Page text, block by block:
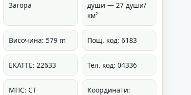
Загора
души — 27 души/
км²
Височина: 579 m Пощ. код: 6183
ЕКАТТЕ: 22633 Тел. код: 04336
МПС: СТ
Координати: